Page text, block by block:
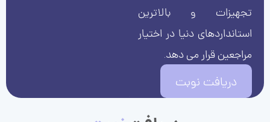
تجهیزات و بالاترین
استانداردهای دنیا در اختیار
مراجعین قرار می دهد.
دریافت نوبت